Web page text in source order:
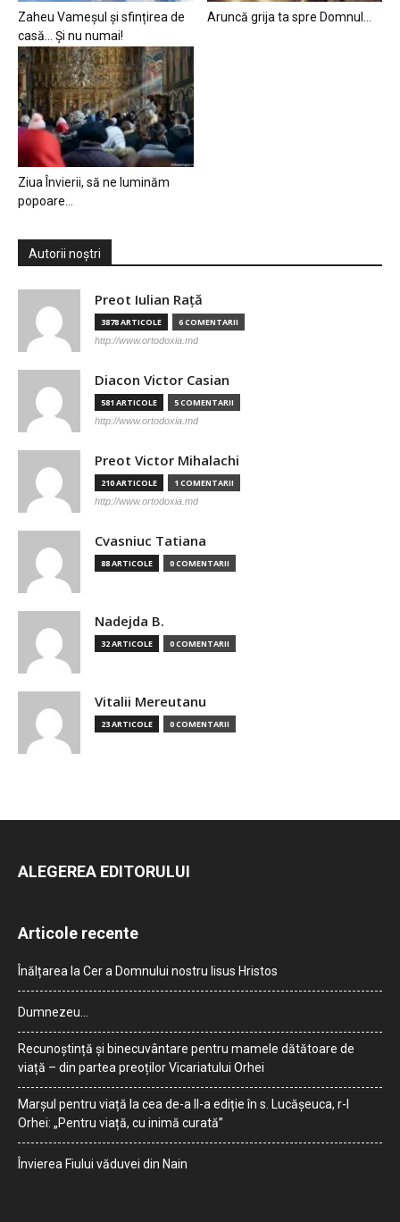
Zaheu Vameșul și sfințirea de
casă… Și nu numai!
Aruncă grija ta spre Domnul…
Ziua Învierii, să ne luminăm
popoare…
Autorii noștri
Preot Iulian Raţă
3878 ARTICOLE 6 COMENTARII
http://www.ortodoxia.md
Diacon Victor Casian
581 ARTICOLE 5 COMENTARII
http://www.ortodoxia.md
Preot Victor Mihalachi
210 ARTICOLE 1 COMENTARII
http://www.ortodoxia.md
Cvasniuc Tatiana
88 ARTICOLE 0 COMENTARII
Nadejda B.
32 ARTICOLE 0 COMENTARII
Vitalii Mereutanu
23 ARTICOLE 0 COMENTARII
ALEGEREA EDITORULUI
Articole recente
Înălțarea la Cer a Domnului nostru Iisus Hristos
Dumnezeu…
Recunoștință și binecuvântare pentru mamele dătătoare de
viață – din partea preoților Vicariatului Orhei
Marșul pentru viață la cea de-a II-a ediție în s. Lucășeuca, r-l
Orhei: „Pentru viață, cu inimă curată”
Învierea Fiului văduvei din Nain